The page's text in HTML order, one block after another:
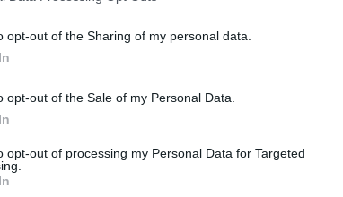
opt-out of the Sharing of my personal data.
opt-out of the Sale of my Personal Data.
opt-out of processing my Personal Data for Targeted
φορές στις κόντρες τους
επί του Άρη είναι το 4-0 της σεζόν
Καούνο και Καρντόσο να σημειώνουν
από το γήπεδο με ένα εντυπωσιακό 3-
τέρματα των Λάρσον, Ντιγκινί και
δεν έχει παραπάνω από ένα